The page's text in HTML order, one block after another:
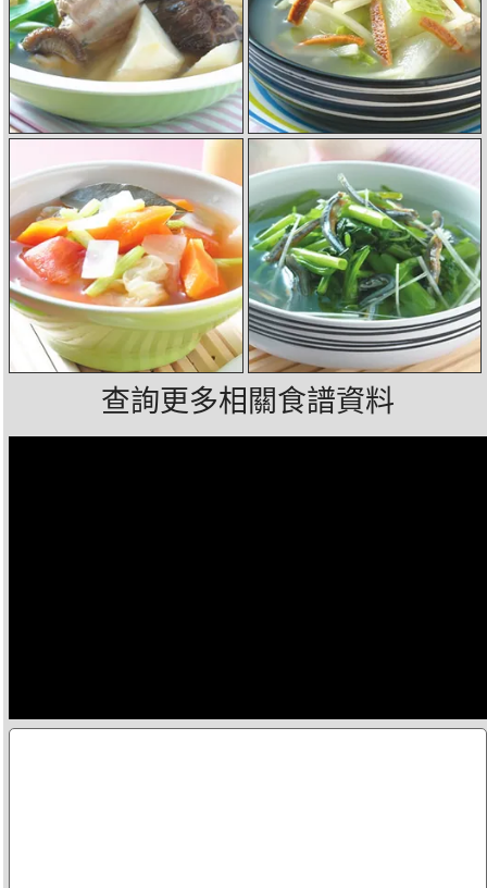
查詢更多相關食譜資料